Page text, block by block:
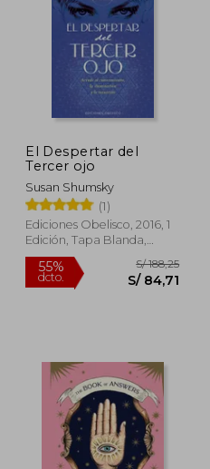
55%
dcto. S/
El Despertar del
Tercer ojo
Susan Shumsky
(1)
Ediciones Obelisco, 2016, 1
Edición, Tapa Blanda,
Nuevo